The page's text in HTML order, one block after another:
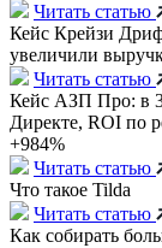
Читать статью
Кейс Крейзи
увеличили
Читать статью
Кейс АЗП Про: в 3
Директе, ROI по
+984%
Читать статью
Что такое Tilda
Читать статью
Как собирать